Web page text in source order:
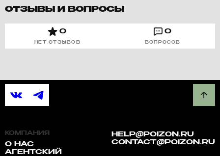
ОТЗЫВЫ И ВОПРОСЫ
0
НЕТ ОТЗЫВОВ
0
ВОПРОСОВ
КОМПАНИЯ
О НАС
АГЕНТСКИЙ
HELP@POIZON.RU
CONTACT@POIZON.RU